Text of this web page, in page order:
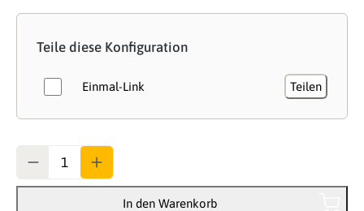
Teile diese Konfiguration
Einmal-Link Teilen
In den Warenkorb